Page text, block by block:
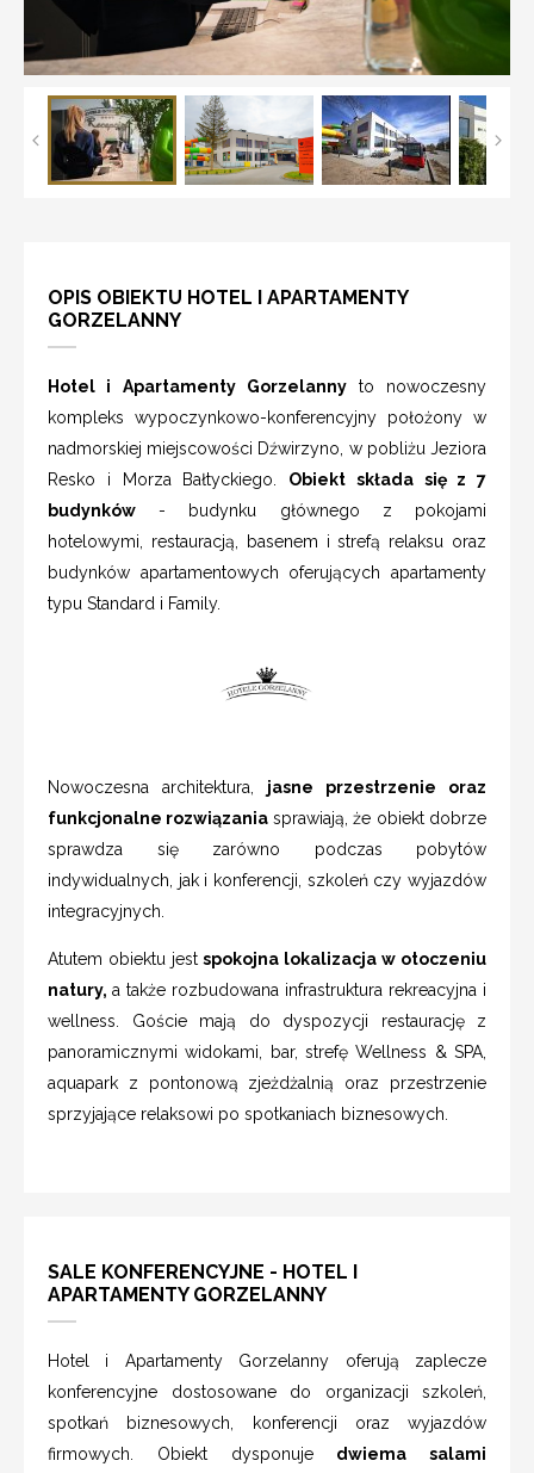
OPIS OBIEKTU HOTEL I APARTAMENTY
GORZELANNY
Hotel i Apartamenty Gorzelanny to nowoczesny
kompleks wypoczynkowo-konferencyjny położony w
nadmorskiej miejscowości Dźwirzyno, w pobliżu Jeziora
Resko i Morza Bałtyckiego. Obiekt składa się z 7
budynków - budynku głównego z pokojami
hotelowymi, restauracją, basenem i strefą relaksu oraz
budynków apartamentowych oferujących apartamenty
typu Standard i Family.
Nowoczesna architektura, jasne przestrzenie oraz
funkcjonalne rozwiązania sprawiają, że obiekt dobrze
sprawdza się zarówno podczas pobytów
indywidualnych, jak i konferencji, szkoleń czy wyjazdów
integracyjnych.
Atutem obiektu jest spokojna lokalizacja w otoczeniu
natury, a także rozbudowana infrastruktura rekreacyjna i
wellness. Goście mają do dyspozycji restaurację z
panoramicznymi widokami, bar, strefę Wellness & SPA,
aquapark z pontonową zjeżdżalnią oraz przestrzenie
sprzyjające relaksowi po spotkaniach biznesowych.
SALE KONFERENCYJNE - HOTEL I
APARTAMENTY GORZELANNY
Hotel i Apartamenty Gorzelanny oferują zaplecze
konferencyjne dostosowane do organizacji szkoleń,
spotkań biznesowych, konferencji oraz wyjazdów
firmowych. Obiekt dysponuje dwiema salami